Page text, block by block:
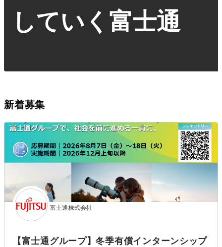
していく富士通
新着募集
富士通株式会社
【富士通グループ】冬季有償インターンシップ